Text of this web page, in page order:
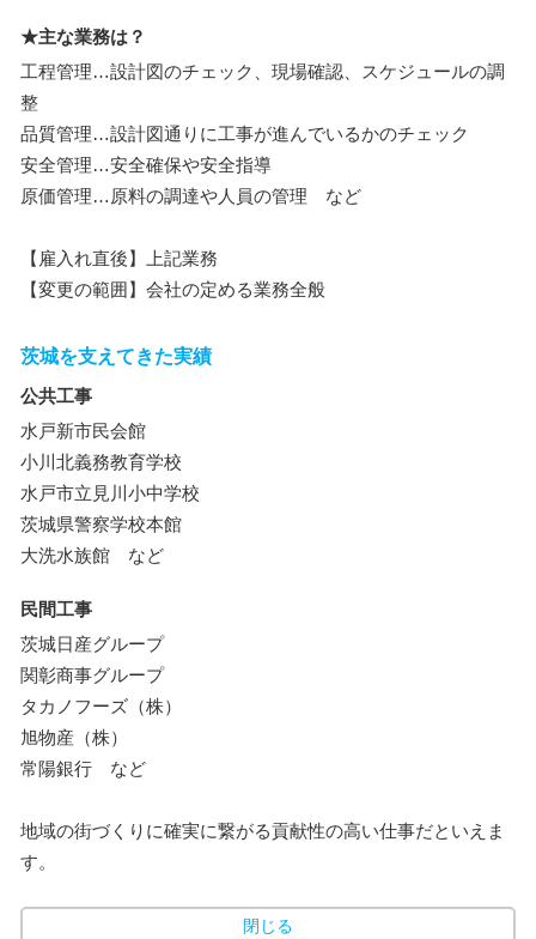
★主な業務は？
工程管理…設計図のチェック、現場確認、スケジュールの調
整
品質管理…設計図通りに工事が進んでいるかのチェック
安全管理…安全確保や安全指導
原価管理…原料の調達や人員の管理 など
【雇入れ直後】上記業務
【変更の範囲】会社の定める業務全般
茨城を支えてきた実績
公共工事
水戸新市民会館
小川北義務教育学校
水戸市立見川小中学校
茨城県警察学校本館
大洗水族館 など
民間工事
茨城日産グループ
関彰商事グループ
タカノフーズ（株）
旭物産（株）
常陽銀行 など
地域の街づくりに確実に繋がる貢献性の高い仕事だといえま
す。
閉じる